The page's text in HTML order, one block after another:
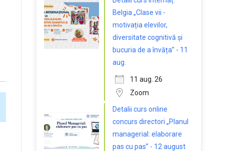
Belgia „Clase vii -
motivația elevilor,
diversitate cognitivă și
bucuria de a învăța” - 11
aug.
11 aug. 26
Zoom
Detalii curs online
concurs directori „Planul
managerial: elaborare
pas cu pas” - 12 august